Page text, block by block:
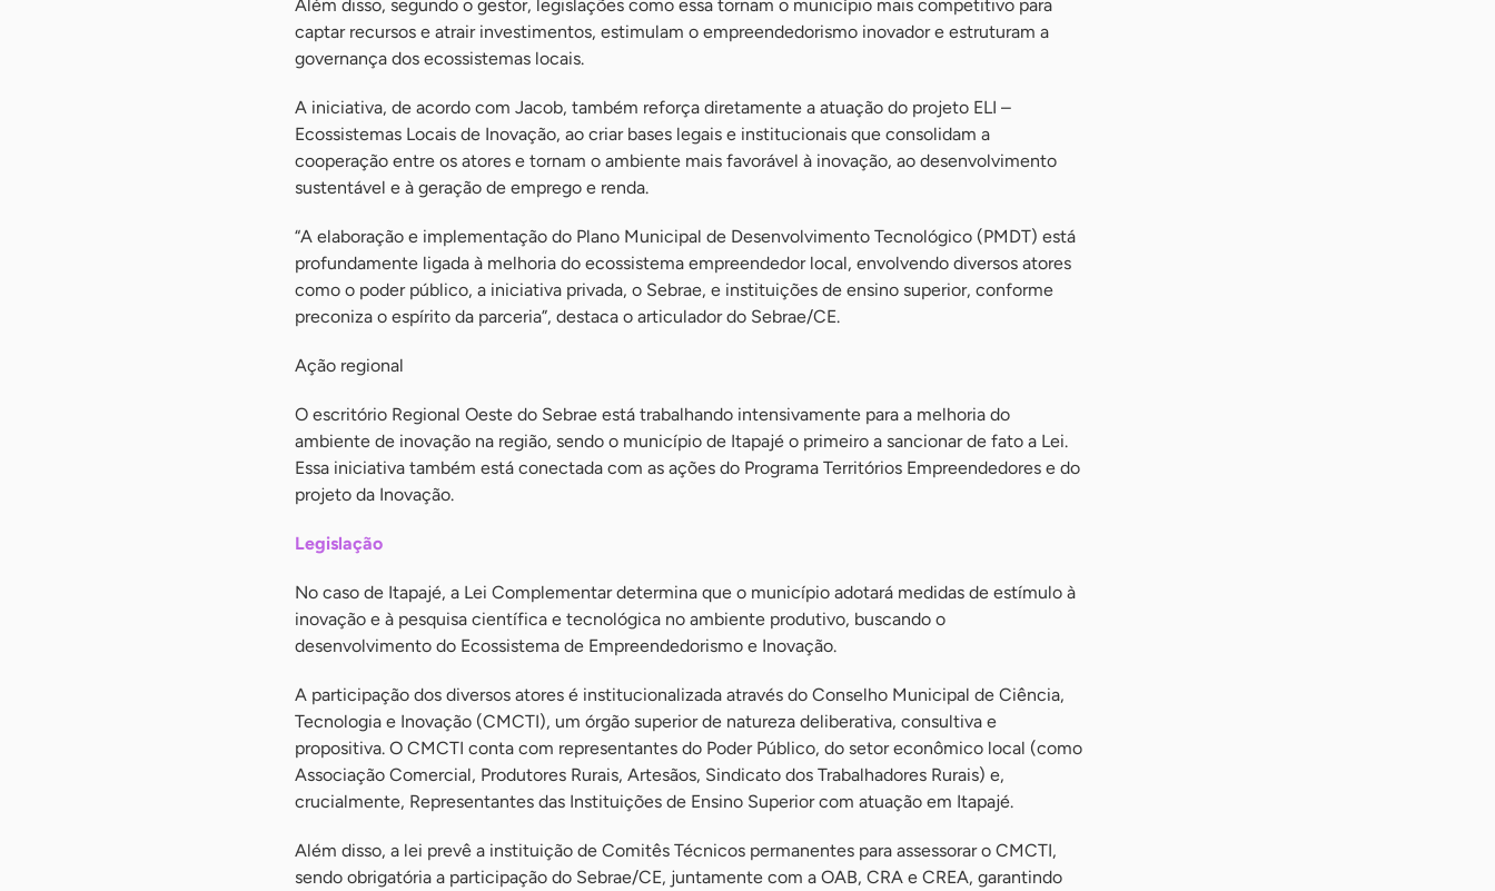
Além disso, segundo o gestor, legislações como essa tornam o município mais competitivo para
captar recursos e atrair investimentos, estimulam o empreendedorismo inovador e estruturam a
governança dos ecossistemas locais.
A iniciativa, de acordo com Jacob, também reforça diretamente a atuação do projeto ELI –
Ecossistemas Locais de Inovação, ao criar bases legais e institucionais que consolidam a
cooperação entre os atores e tornam o ambiente mais favorável à inovação, ao desenvolvimento
sustentável e à geração de emprego e renda.
“A elaboração e implementação do Plano Municipal de Desenvolvimento Tecnológico (PMDT) está
profundamente ligada à melhoria do ecossistema empreendedor local, envolvendo diversos atores
como o poder público, a iniciativa privada, o Sebrae, e instituições de ensino superior, conforme
preconiza o espírito da parceria”, destaca o articulador do Sebrae/CE.
Ação regional
O escritório Regional Oeste do Sebrae está trabalhando intensivamente para a melhoria do
ambiente de inovação na região, sendo o município de Itapajé o primeiro a sancionar de fato a Lei.
Essa iniciativa também está conectada com as ações do Programa Territórios Empreendedores e do
projeto da Inovação.
Legislação
No caso de Itapajé, a Lei Complementar determina que o município adotará medidas de estímulo à
inovação e à pesquisa científica e tecnológica no ambiente produtivo, buscando o
desenvolvimento do Ecossistema de Empreendedorismo e Inovação.
A participação dos diversos atores é institucionalizada através do Conselho Municipal de Ciência,
Tecnologia e Inovação (CMCTI), um órgão superior de natureza deliberativa, consultiva e
propositiva. O CMCTI conta com representantes do Poder Público, do setor econômico local (como
Associação Comercial, Produtores Rurais, Artesãos, Sindicato dos Trabalhadores Rurais) e,
crucialmente, Representantes das Instituições de Ensino Superior com atuação em Itapajé.
Além disso, a lei prevê a instituição de Comitês Técnicos permanentes para assessorar o CMCTI,
sendo obrigatória a participação do Sebrae/CE, juntamente com a OAB, CRA e CREA, garantindo